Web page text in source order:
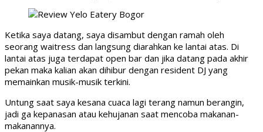
Ketika saya datang, saya disambut dengan ramah oleh
seorang waitress dan langsung diarahkan ke lantai atas. Di
lantai atas juga terdapat open bar dan jika datang pada akhir
pekan maka kalian akan dihibur dengan resident DJ yang
memainkan musik-musik terkini.
Untung saat saya kesana cuaca lagi terang namun berangin,
jadi ga kepanasan atau kehujanan saat mencoba makanan-
makanannya.